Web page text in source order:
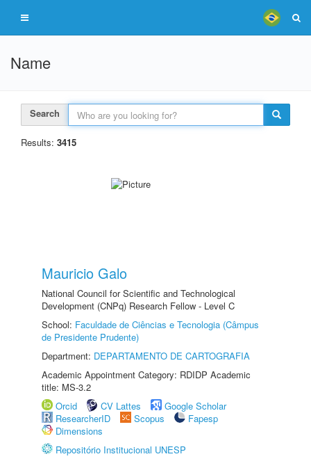
Name
Search
Results: 3415
Mauricio Galo
National Council for Scientific and Technological
Development (CNPq) Research Fellow - Level C
School: Faculdade de Ciências e Tecnologia (Câmpus
de Presidente Prudente)
Department: DEPARTAMENTO DE CARTOGRAFIA
Academic Appointment Category: RDIDP Academic
title: MS-3.2
Orcid
CV Lattes
Google Scholar
ResearcherID
Scopus
Fapesp
Dimensions
Repositório Institucional UNESP